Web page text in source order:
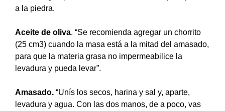
a la piedra.
Aceite de oliva. “Se recomienda agregar un chorrito
(25 cm3) cuando la masa está a la mitad del amasado,
para que la materia grasa no impermeabilice la
levadura y pueda levar”.
Amasado. “Unís los secos, harina y sal y, aparte,
levadura y agua. Con las dos manos, de a poco, vas